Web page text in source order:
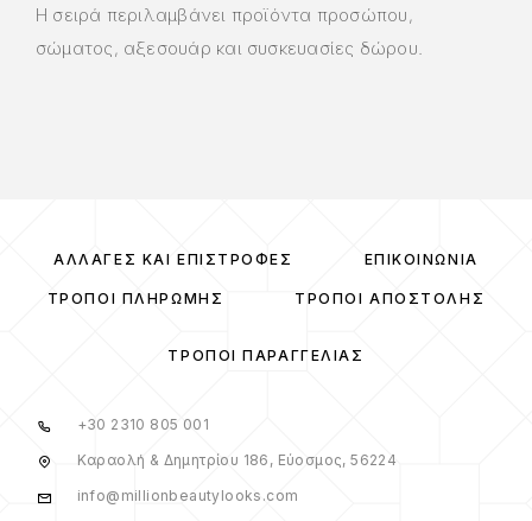
Η σειρά περιλαμβάνει προϊόντα προσώπου,
σώματος, αξεσουάρ και συσκευασίες δώρου.
ΑΛΛΑΓΈΣ ΚΑΙ ΕΠΙΣΤΡΟΦΈΣ ΕΠΙΚΟΙΝΩΝΊΑ
ΤΡΌΠΟΙ ΠΛΗΡΩΜΉΣ ΤΡΌΠΟΙ ΑΠΟΣΤΟΛΉΣ
ΤΡΌΠΟΙ ΠΑΡΑΓΓΕΛΊΑΣ
+30 2310 805 001
Καραολή & Δημητρίου 186, Εύοσμος, 56224
info@millionbeautylooks.com